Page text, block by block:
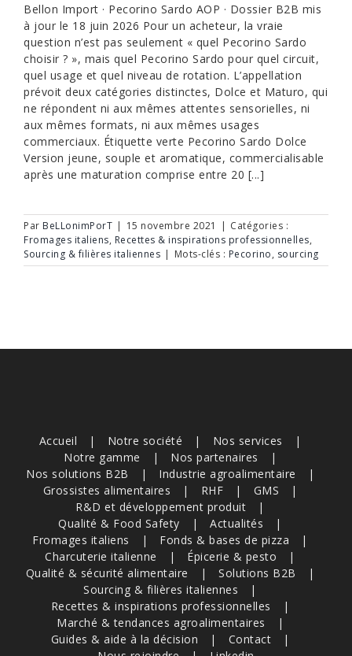
Bellon Import · Pecorino Sardo AOP · Dossier B2B mis
à jour le 18 juin 2026 Pour un acheteur, la vraie
question n’est pas seulement « quel Pecorino Sardo
choisir ? », mais quel Pecorino Sardo pour quel circuit,
quel usage et quel niveau de rotation. L’appellation
prévoit deux catégories distinctes, Dolce et Maturo, qui
ne répondent ni aux mêmes attentes sensorielles, ni
aux mêmes formats, ni aux mêmes usages
commerciaux. Étiquette verte Pecorino Sardo Dolce
Version jeune, souple et aromatique, commercialisable
après une maturation comprise entre 20 [...]
Par BeLLonimPorT | 15 novembre 2021 | Catégories :
Fromages italiens, Recettes & inspirations professionnelles,
Sourcing & filières italiennes | Mots-clés : Pecorino, sourcing
Accueil Notre société
Nos services
Notre gamme
Nos partenaires
Nos solutions B2B
Industrie agroalimentaire
Grossistes alimentaires
RHF
GMS
R&D et développement produit
Qualité & Food Safety
Actualités
Fromages italiens
Fonds & bases de pizza
Charcuterie italienne
Épicerie & pesto
Qualité & sécurité alimentaire
Solutions B2B
Sourcing & filières italiennes
Recettes & inspirations professionnelles
Marché & tendances agroalimentaires
Guides & aide à la décision
Contact